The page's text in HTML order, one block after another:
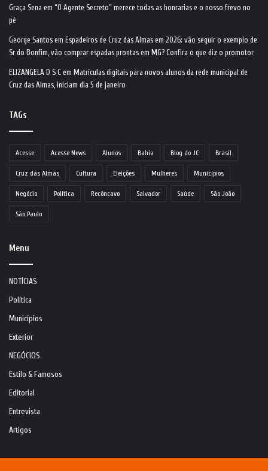
Graça Sena em “O Agente Secreto” merece todas as honrarias e o nosso frevo no
pé
George Santos em Espadeiros de Cruz das Almas em 2026: vão seguir o exemplo de
Sr do Bonfim, vão comprar espadas prontas em MG? Confira o que diz o promotor
ELIZANGELA D S C em Matrículas digitais para novos alunos da rede municipal de
Cruz das Almas, iniciam dia 5 de janeiro
TAGs
Acesse Acesse News Alunos Bahia Blog do JC Brasil
Cruz das Almas Cultura Eleições Mulheres Municípios
Negócio Política Recôncavo Salvador Saúde São João
São Paulo
Menu
NOTÍCIAS
Política
Municípios
Exterior
NEGÓCIOS
Estilo & Famosos
Editorial
Entrevista
Artigos